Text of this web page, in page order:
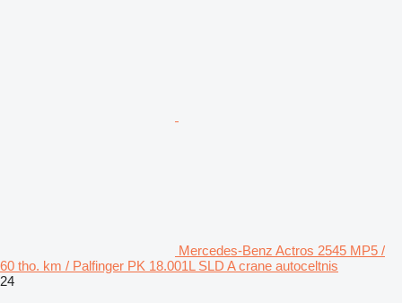
Mercedes-Benz Actros 2545 MP5 /
60 tho. km / Palfinger PK 18.001L SLD A crane autoceltnis
24